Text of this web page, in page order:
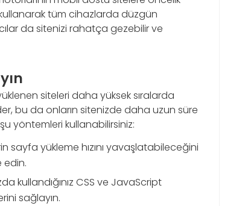
tüm cihazlarda düzgün
da sitenizi rahatça gezebilir ve
yüklenen siteleri daha yüksek sıralarda
bu da onların sitenizde daha uzun süre
şu yöntemleri kullanabilirsiniz:
sayfa yükleme hızını yavaşlatabileceğini
edin.
kullandığınız CSS ve JavaScript
sağlayın.